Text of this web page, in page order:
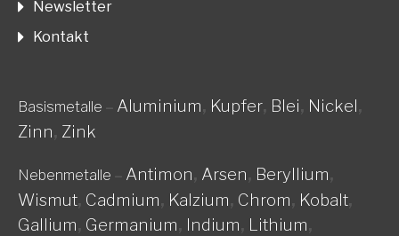
Newsletter
Kontakt
Basismetalle – Aluminium, Kupfer, Blei, Nickel,
Zinn, Zink
Nebenmetalle – Antimon, Arsen, Beryllium,
Wismut, Cadmium, Kalzium, Chrom, Kobalt,
Gallium, Germanium, Indium, Lithium,